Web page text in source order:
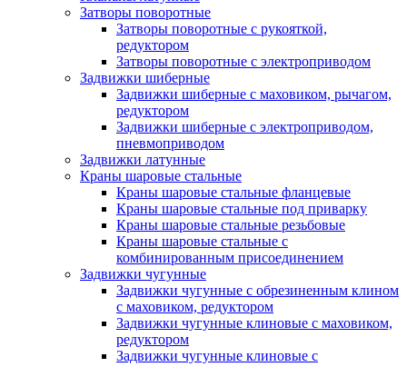
Затворы поворотные
Затворы поворотные с рукояткой,
редуктором
Затворы поворотные с электроприводом
Задвижки шиберные
Задвижки шиберные с маховиком, рычагом,
редуктором
Задвижки шиберные с электроприводом,
пневмоприводом
Задвижки латунные
Краны шаровые стальные
Краны шаровые стальные фланцевые
Краны шаровые стальные под приварку
Краны шаровые стальные резьбовые
Краны шаровые стальные с
комбинированным присоединением
Задвижки чугунные
Задвижки чугунные с обрезиненным клином
с маховиком, редуктором
Задвижки чугунные клиновые с маховиком,
редуктором
Задвижки чугунные клиновые с